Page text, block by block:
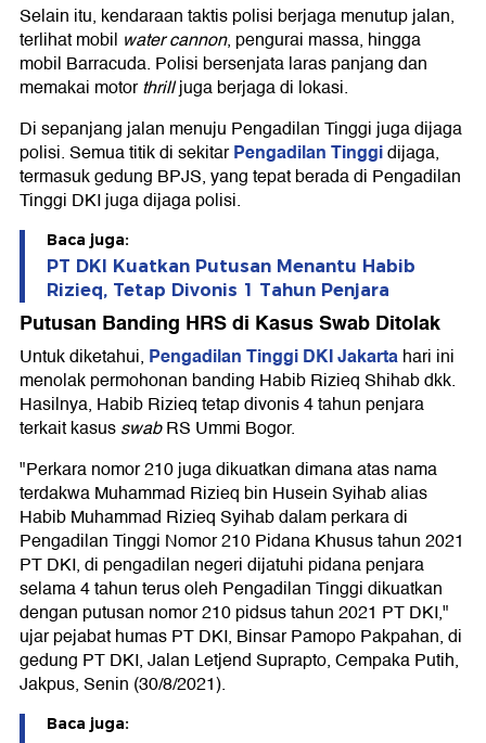
Selain itu, kendaraan taktis polisi berjaga menutup jalan,
terlihat mobil water cannon, pengurai massa, hingga
mobil Barracuda. Polisi bersenjata laras panjang dan
memakai motorthrilljuga berjaga di lokasi.
Di sepanjang jalan menuju Pengadilan Tinggi juga dijaga
polisi. Semua titik di sekitarPengadilan Tinggidijaga,
termasuk gedung BPJS, yang tepat berada di Pengadilan
Tinggi DKI juga dijaga polisi.
Baca juga:
PT DKI Kuatkan Putusan Menantu Habib
Rizieq, Tetap Divonis 1 Tahun Penjara
Putusan Banding HRS di Kasus Swab Ditolak
Untuk diketahui, Pengadilan Tinggi DKI Jakartahari ini
menolak permohonan banding Habib Rizieq Shihab dkk.
Hasilnya, Habib Rizieq tetap divonis 4 tahun penjara
terkait kasusswabRS Ummi Bogor.
"Perkara nomor 210 juga dikuatkan dimana atas nama
terdakwa Muhammad Rizieq bin Husein Syihab alias
Habib Muhammad Rizieq Syihab dalam perkara di
Pengadilan Tinggi Nomor 210 Pidana Khusus tahun 2021
PT DKI, di pengadilan negeri dijatuhi pidana penjara
selama 4 tahun terus oleh Pengadilan Tinggi dikuatkan
dengan putusan nomor 210 pidsus tahun 2021 PT DKI,"
ujar pejabat humas PT DKI, Binsar Pamopo Pakpahan, di
gedung PT DKI, Jalan Letjend Suprapto, Cempaka Putih,
Jakpus, Senin (30/8/2021).
Baca juga: